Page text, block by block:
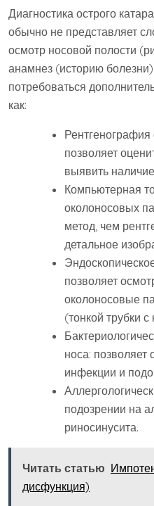
Диагностика острого
обычно не представляет
осмотр носовой полости
анамнез (историю
потребоваться
как:
Рентгенография
позволяет
выявить
Компьютерная
околоносовых
метод‚ чем
детальное
позволяет
околоносовые
(тонкой трубки
носа: позволяет
инфекции и
подозрении на
риносинусита.
Читать статью
дисфункция)